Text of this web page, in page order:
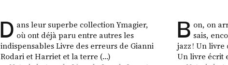
D ans leur superbe collection Ymagier,
où ont déjà paru entre autres les
indispensables Livre des erreurs de Gianni
Rodari et Harriet et la terre (…)
B on, on
sais,
jazz ! Un livre
Un livre écrit